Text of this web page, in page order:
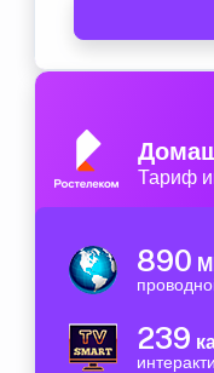
Тариф
890
239